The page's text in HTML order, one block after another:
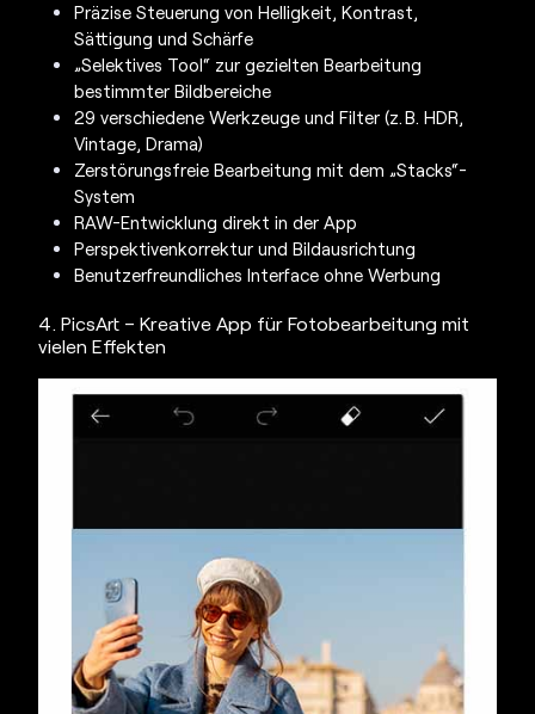
Präzise Steuerung von Helligkeit, Kontrast,
Sättigung und Schärfe
„Selektives Tool“ zur gezielten Bearbeitung
bestimmter Bildbereiche
29 verschiedene Werkzeuge und Filter (z. B. HDR,
Vintage, Drama)
Zerstörungsfreie Bearbeitung mit dem „Stacks“-
System
RAW-Entwicklung direkt in der App
Perspektivenkorrektur und Bildausrichtung
Benutzerfreundliches Interface ohne Werbung
4. PicsArt – Kreative App für Fotobearbeitung mit
vielen Effekten